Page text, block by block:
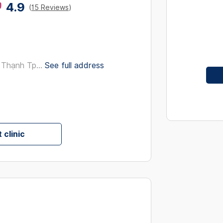
4.9 (15 Reviews)
Tp... See full address
clinic
select